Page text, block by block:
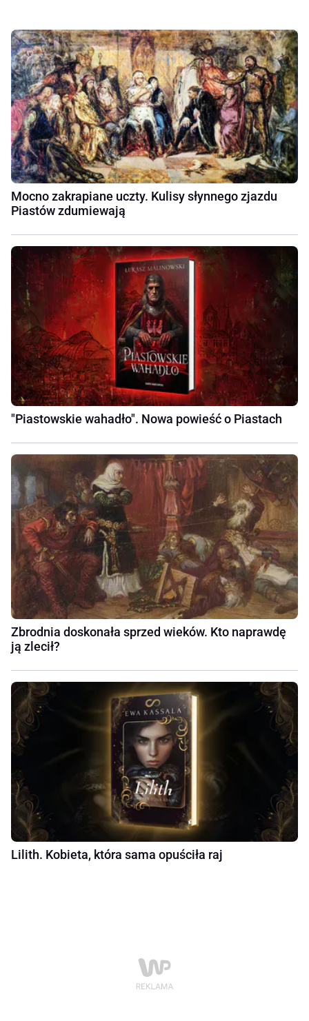
Mocno zakrapiane uczty. Kulisy słynnego zjazdu
Piastów zdumiewają
"Piastowskie wahadło". Nowa powieść o Piastach
Zbrodnia doskonała sprzed wieków. Kto naprawdę
ją zlecił?
Lilith. Kobieta, która sama opuściła raj